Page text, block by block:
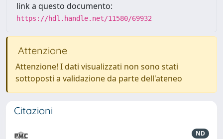
link a questo documento:
https://hdl.handle.net/11580/69932
Attenzione
Attenzione! I dati visualizzati non sono stati
sottoposti a validazione da parte dell'ateneo
Citazioni
ND